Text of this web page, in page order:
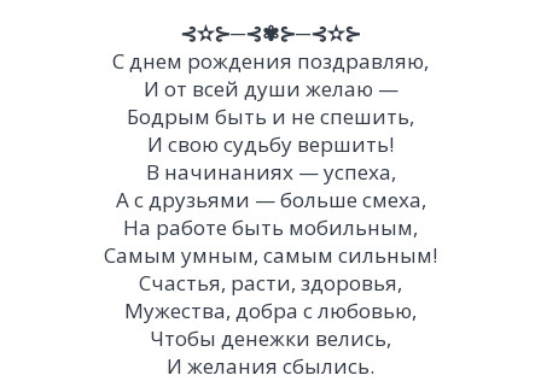
⊰✫⊱─⊰✾⊱─⊰✫⊱
С днем рождения поздравляю,
И от всей души желаю —
Бодрым быть и не спешить,
И свою судьбу вершить!
В начинаниях — успеха,
А с друзьями — больше смеха,
На работе быть мобильным,
Самым умным, самым сильным!
Счастья, расти, здоровья,
Мужества, добра с любовью,
Чтобы денежки велись,
И желания сбылись.